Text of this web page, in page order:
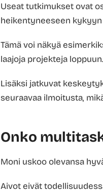
Useat tutkimukset ovat
heikentyneeseen kykyyn
Tämä voi näkyä
laajoja projekteja loppuun.
Lisäksi jatkuvat
seuraavaa ilmoitusta,
Onko
Moni uskoo olevansa
Aivot eivät